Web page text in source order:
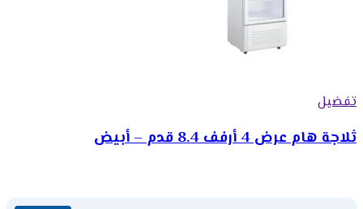
تفضيل
ثلاجة هام عرض 4 أرفف 8.4 قدم – أبيض